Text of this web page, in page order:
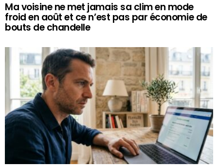
Ma voisine ne met jamais sa clim en mode
froid en août et ce n’est pas par économie de
bouts de chandelle